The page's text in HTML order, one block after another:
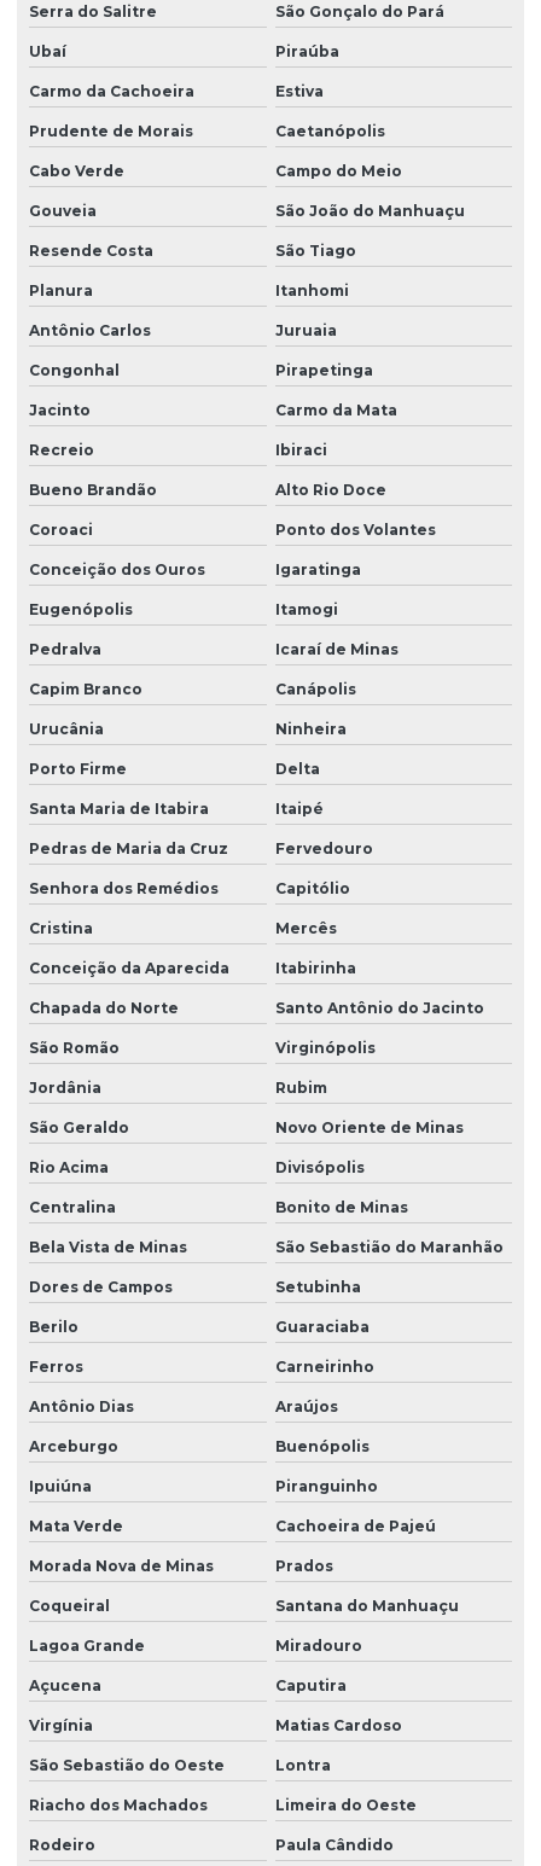
Serra do Salitre São Gonçalo do Pará
Ubaí Piraúba
Carmo da Cachoeira Estiva
Prudente de Morais Caetanópolis
Cabo Verde Campo do Meio
Gouveia São João do Manhuaçu
Resende Costa São Tiago
Planura Itanhomi
Antônio Carlos Juruaia
Congonhal Pirapetinga
Jacinto Carmo da Mata
Recreio Ibiraci
Bueno Brandão Alto Rio Doce
Coroaci Ponto dos Volantes
Conceição dos Ouros Igaratinga
Eugenópolis Itamogi
Pedralva Icaraí de Minas
Capim Branco Canápolis
Urucânia Ninheira
Porto Firme Delta
Santa Maria de Itabira Itaipé
Pedras de Maria da Cruz Fervedouro
Senhora dos Remédios Capitólio
Cristina Mercês
Conceição da Aparecida Itabirinha
Chapada do Norte Santo Antônio do Jacinto
São Romão Virginópolis
Jordânia Rubim
São Geraldo Novo Oriente de Minas
Rio Acima Divisópolis
Centralina Bonito de Minas
Bela Vista de Minas São Sebastião do Maranhão
Dores de Campos Setubinha
Berilo Guaraciaba
Ferros Carneirinho
Antônio Dias Araújos
Arceburgo Buenópolis
Ipuiúna Piranguinho
Mata Verde Cachoeira de Pajeú
Morada Nova de Minas Prados
Coqueiral Santana do Manhuaçu
Lagoa Grande Miradouro
Açucena Caputira
Virgínia Matias Cardoso
São Sebastião do Oeste Lontra
Riacho dos Machados Limeira do Oeste
Rodeiro Paula Cândido